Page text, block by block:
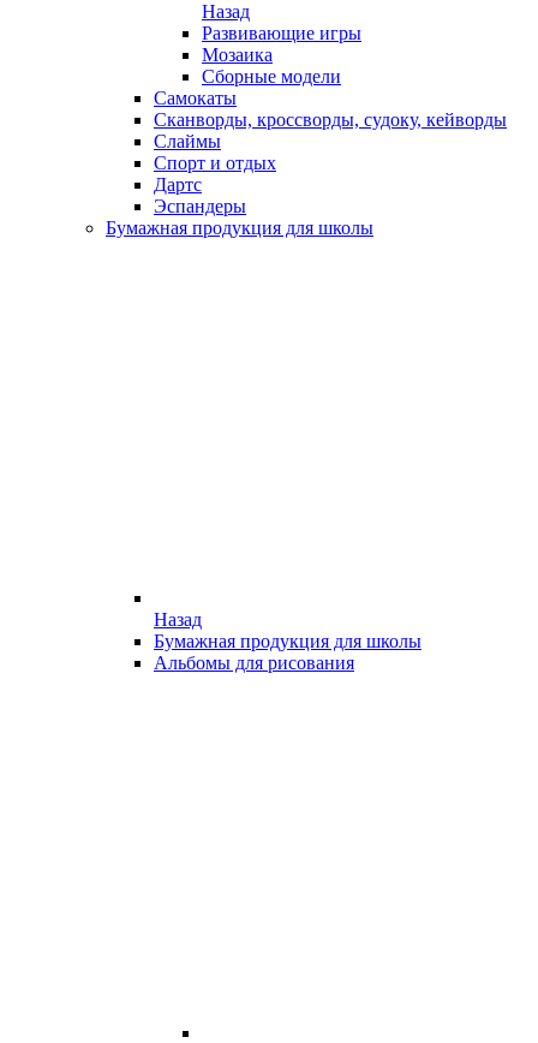
Назад
Развивающие игры
Мозаика
Сборные модели
Самокаты
Сканворды, кроссворды, судоку, кейворды
Слаймы
Спорт и отдых
Дартс
Эспандеры
Бумажная продукция для школы
Назад
Бумажная продукция для школы
Альбомы для рисования